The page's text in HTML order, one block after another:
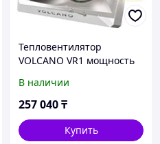
Тепловентилятор
VOLCANO VR1 мощность
В наличии
257 040₸
Купить